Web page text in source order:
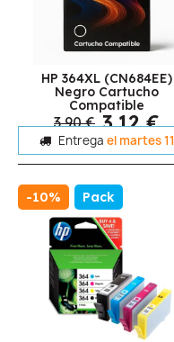
HP 364XL (CN684EE)
Negro Cartucho
Compatible
3,90 € 3,12 €
Entrega el martes 11
-10% Pack